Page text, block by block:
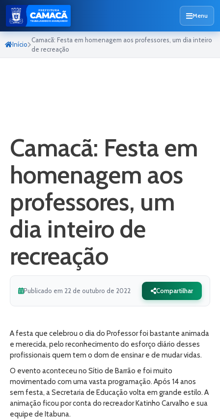
Menu
Início
Camacã: Festa em homenagem aos professores, um dia inteiro
de recreação
Camacã: Festa em
homenagem aos
professores, um
dia inteiro de
recreação
Publicado em 22 de outubro de 2022 Compartilhar
A festa que celebrou o dia do Professor foi bastante animada
e merecida, pelo reconhecimento do esforço diário desses
profissionais quem tem o dom de ensinar e de mudar vidas.
O evento aconteceu no Sítio de Barrão e foi muito
movimentado com uma vasta programação. Após 14 anos
sem festa, a Secretaria de Educação volta em grande estilo. A
animação ficou por conta do recreador Katinho Carvalho e sua
equipe de Itabuna.